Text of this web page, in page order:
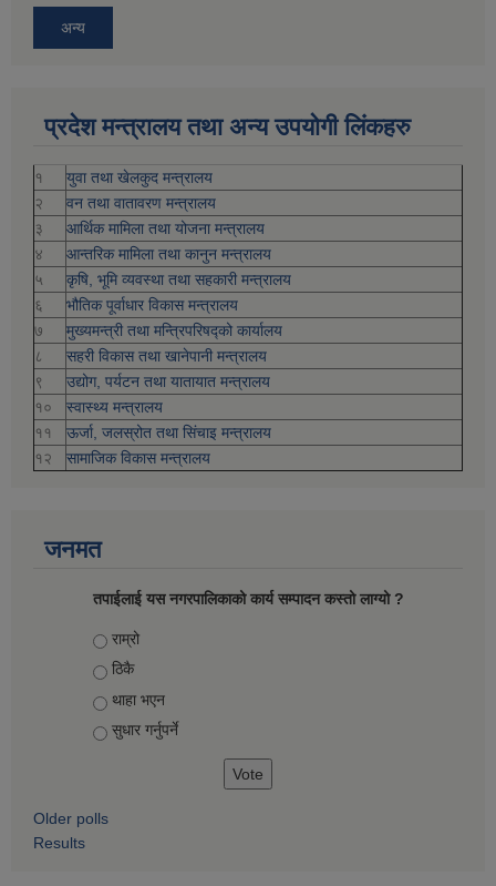
अन्य
प्रदेश मन्त्रालय तथा अन्य उपयोगी लिंकहरु
१
युवा तथा खेलकुद मन्त्रालय
२
वन तथा वातावरण मन्त्रालय
३
आर्थिक मामिला तथा योजना मन्त्रालय
४
आन्तरिक मामिला तथा कानुन मन्त्रालय
५
कृषि, भूमि व्यवस्था तथा सहकारी मन्त्रालय
६
भौतिक पूर्वाधार विकास मन्त्रालय
७
मुख्यमन्त्री तथा मन्त्रिपरिषद्को कार्यालय
८
सहरी विकास तथा खानेपानी मन्त्रालय
९
उद्योग, पर्यटन तथा यातायात मन्त्रालय
१०
स्वास्थ्य मन्त्रालय
११
ऊर्जा, जलस्रोत तथा सिंचाइ मन्त्रालय
१२
सामाजिक विकास मन्‍‍त्रालय
जनमत
तपाईलाई यस नगरपालिकाको कार्य सम्पादन कस्तो लाग्यो ?
Choices
राम्रो
ठिकै
थाहा भएन
सुधार गर्नुपर्ने
Older polls
Results